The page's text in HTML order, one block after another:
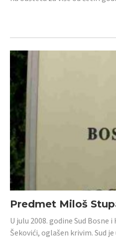
Predmet Miloš
U julu 2008. godine Sud
Šekovići, oglašen krivim. Sud